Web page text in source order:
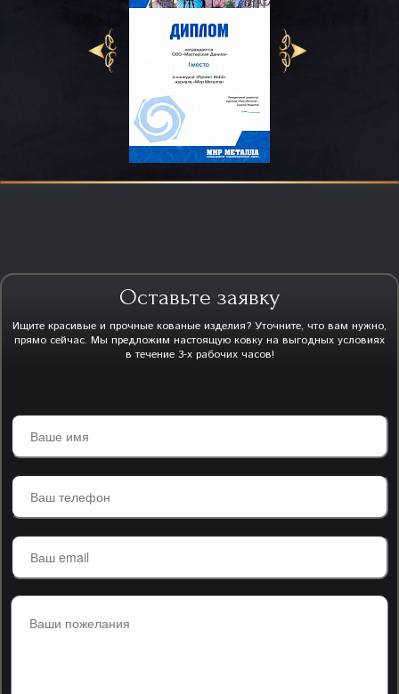
Оставьте заявку
Ищите красивые и прочные кованые изделия? Уточните, что вам нужно,
прямо сейчас. Мы предложим настоящую ковку на выгодных условиях
в течение 3-х рабочих часов!